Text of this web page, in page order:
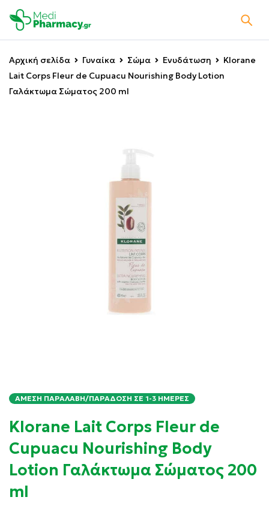
Αρχική σελίδα Γυναίκα Σώμα Ενυδάτωση
Klorane
Lait Corps Fleur de Cupuacu Nourishing Body Lotion
Γαλάκτωμα Σώματος 200 ml
ΆΜΕΣΗ ΠΑΡΑΛΑΒΉ/ΠΑΡΆΔΟΣΗ ΣΕ 1-3 ΗΜΈΡΕΣ
Klorane Lait Corps Fleur de
Cupuacu Nourishing Body
Lotion Γαλάκτωμα Σώματος 200
ml